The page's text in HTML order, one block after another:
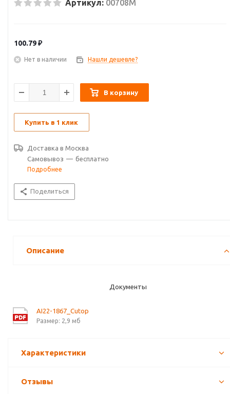
Артикул: 00708М
100.79₽
Нет в наличии Нашли дешевле?
В корзину
Купить в 1 клик
Доставка в Москва
Самовывоз — бесплатно
Подробнее
Поделиться
Описание
Документы
AI22-1867_Cutop
Размер: 2,9 мб
Характеристики
Отзывы